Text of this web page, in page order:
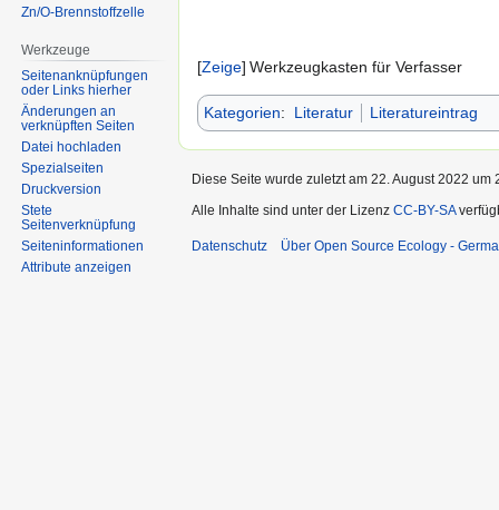
Zeige Werkzeugkasten für Verfasser
Kategorien: Literatur Literatureintrag
Zn/O-Brennstoffzelle
Werkzeuge
Seitenanknüpfungen
oder Links hierher
Änderungen an
verknüpften Seiten
Datei hochladen
Spezialseiten
Druckversion
Stete
Seitenverknüpfung
Seiten­informationen
Attribute anzeigen
Diese Seite wurde zuletzt am 22. August 2022 um
Alle Inhalte sind unter der Lizenz CC-BY-SA
Datenschutz Über Open Source Ecology -